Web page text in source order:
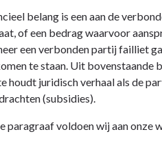
belang is een aan de
of een bedrag waarvoor
een verbonden partij failliet
te staan. Uit bovenstaande
houdt juridisch verhaal als de
(subsidies).
paragraaf voldoen wij aan onze